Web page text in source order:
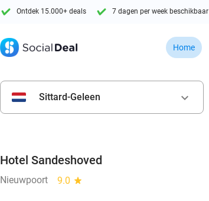
Ontdek 15.000+ deals 7 dagen per week beschikbaar
Home
Sittard-Geleen keyboard_arrow_down
Hotel Sandeshoved
Nieuwpoort 9.0 star